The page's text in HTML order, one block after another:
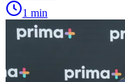
1 min